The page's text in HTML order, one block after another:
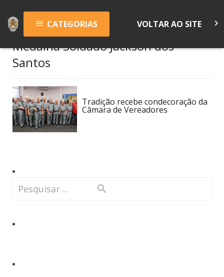
menu CATEGORIAS VOLTAR AO SITE keyboard_arrow_right
Medalha Soldado Jackson dos
Santos
Tradição recebe condecoração da
Câmara de Vereadores